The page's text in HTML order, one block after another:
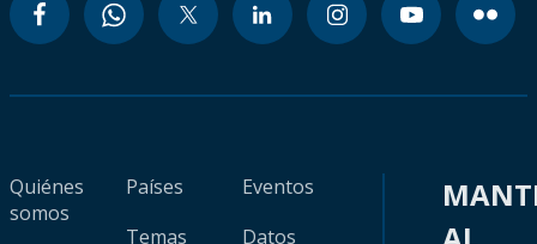
Quiénes
somos
Países
Temas
Eventos
Datos